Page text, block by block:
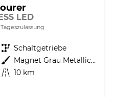
LED
Getriebe Schaltgetriebe
Außenfarbe
Magnet Grau Metallic S7S7
Kilometerstand 10 km